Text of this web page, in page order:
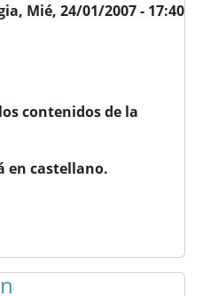
Mié, 24/01/2007 - 17:40
contenidos de la
en castellano.